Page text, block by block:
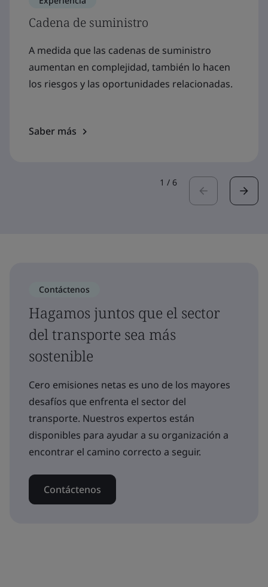
Cadena de suministro
A medida que las cadenas de suministro
aumentan en complejidad, también lo hacen
los riesgos y las oportunidades relacionadas.
Saber más
1 / 6
Contáctenos
Hagamos juntos que el sector
del transporte sea más
sostenible
Cero emisiones netas es uno de los mayores
desafíos que enfrenta el sector del
transporte. Nuestros expertos están
disponibles para ayudar a su organización a
encontrar el camino correcto a seguir.
Contáctenos